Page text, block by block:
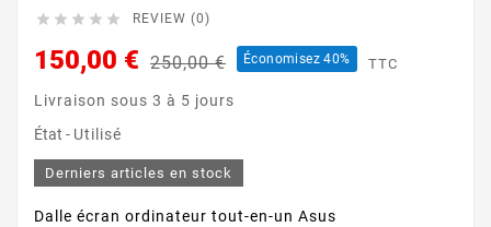
     REVIEW (0)
150,00 € 250,00 € Économisez 40% TTC
Livraison sous 3 à 5 jours
État - Utilisé
Derniers articles en stock
Dalle écran ordinateur tout-en-un Asus